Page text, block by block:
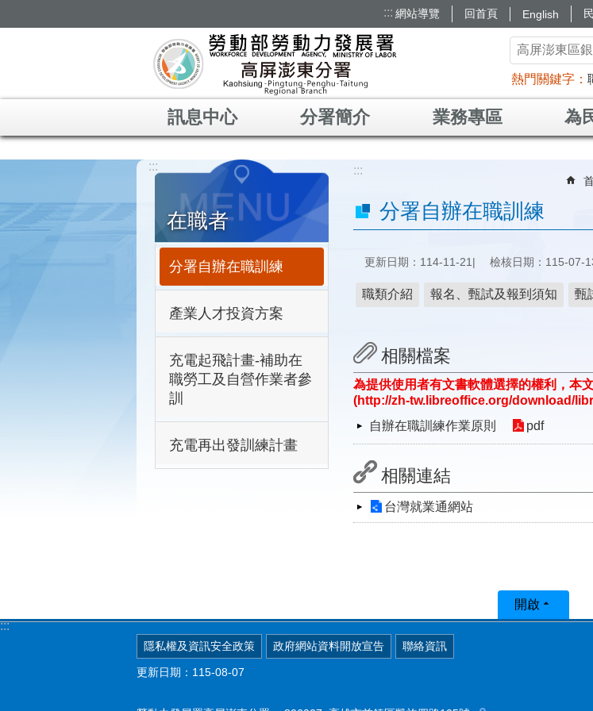
::: 網站導覽 回首頁 English
熱門關鍵字
訊息中心 分署簡介 業務專區 為
:::
在職者
分署自辦在職訓練
產業人才投資方案
充電起飛計畫-補助在
職勞工及自營作業者參
訓
充電再出發訓練計畫
:::
分署自辦在職訓練
更新日期：114-11-21 檢核日期：115-07-
職類介紹 報名、甄試及報到須知 甄
相關檔案
為提供使用者有文書軟體選擇的權利，本
(http://zh-tw.libreoffice.org/download/
自辦在職訓練作業原則
pdf
相關連結
台灣就業通網站
:::
開啟
隱私權及資訊安全政策 政府網站資料開放宣告 聯絡資訊
更新日期：115-08-07